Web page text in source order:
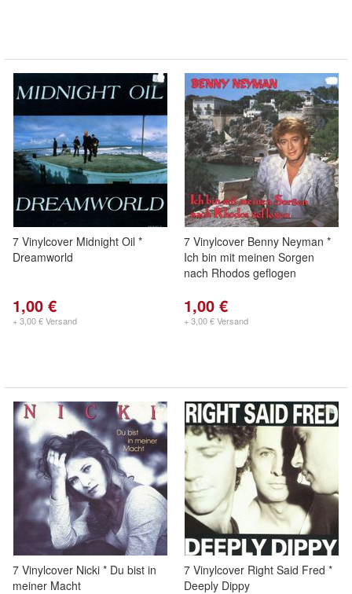
7 Vinylcover Midnight Oil *
Dreamworld
1,00 €
+ 3,00 € Versand
7 Vinylcover Benny Neyman *
Ich bin mit meinen Sorgen
nach Rhodos geflogen
1,00 €
+ 3,00 € Versand
7 Vinylcover Nicki * Du bist in
meiner Macht
7 Vinylcover Right Said Fred *
Deeply Dippy